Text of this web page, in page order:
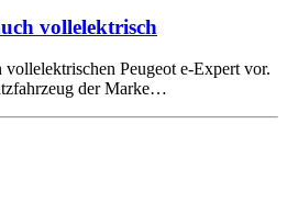
vollelektrisch
vollelektrischen Peugeot e-Expert vor.
der Marke…